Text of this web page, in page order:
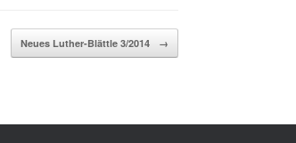
Neues Luther-Blättle 3/2014 →